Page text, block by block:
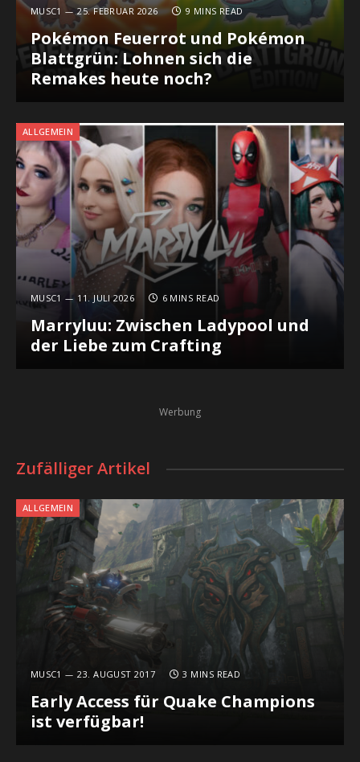
MUSC1 25. FEBRUAR 2026 9 MINS READ
Pokémon Feuerrot und Pokémon
Blattgrün: Lohnen sich die
Remakes heute noch?
ALLGEMEIN
MUSC1 11. JULI 2026 6 MINS READ
Marryluu: Zwischen Ladypool und
der Liebe zum Crafting
Werbung
Zufälliger Artikel
ALLGEMEIN
MUSC1 23. AUGUST 2017 3 MINS READ
Early Access für Quake Champions
ist verfügbar!